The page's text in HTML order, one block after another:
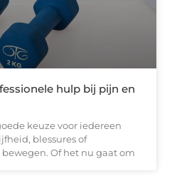
hulp bij pijn en
keuze voor iedereen
blessures of
Of het nu gaat om